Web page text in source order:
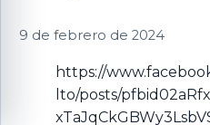
9 de febrero de 2024
https://
lto/posts/